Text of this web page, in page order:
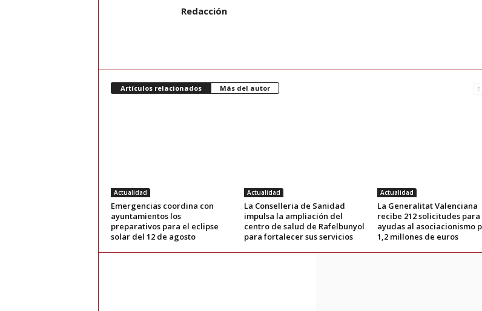
Redacción
Artículos relacionados Más del autor
Actualidad
Emergencias coordina con
ayuntamientos los
preparativos para el eclipse
solar del 12 de agosto
Actualidad
La Conselleria de Sanidad
impulsa la ampliación del
centro de salud de Rafelbunyol
para fortalecer sus servicios
Actualidad
La Generalitat Valenciana
recibe 212 solicitudes para
ayudas al asociacionismo
1,2 millones de euros